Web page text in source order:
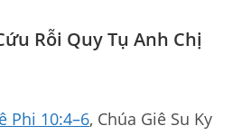
Rỗi Quy Tụ Anh Chị
Phi 10:4–6, Chúa Giê Su Ky